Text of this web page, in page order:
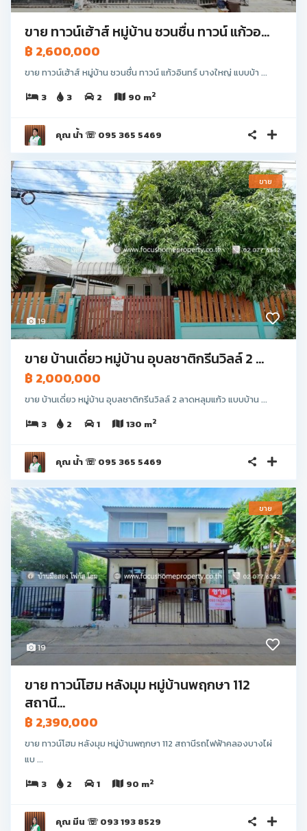
ขาย ทาวน์เฮ้าส์ หมู่บ้าน ชวนชื่น ทาวน์ แก้วอ...
฿ 2,600,000
ขาย ทาวน์เฮ้าส์ หมู่บ้าน ชวนชื่น ทาวน์ แก้วอินทร์ บางใหญ่ แบบบ้า ...
3
3 2 90 m2
คุณ น้ำ ☏ 095 365 5469
19
ขาย
ขาย บ้านเดี่ยว หมู่บ้าน อุบลชาติกรีนวิลล์ 2 ...
฿ 2,000,000
ขาย บ้านเดี่ยว หมู่บ้าน อุบลชาติกรีนวิลล์ 2 ลาดหลุมแก้ว แบบบ้าน ...
3
2 1 130 m2
คุณ น้ำ ☏ 095 365 5469
19
ขาย
ขาย ทาวน์โฮม หลังมุม หมู่บ้านพฤกษา 112
สถานี...
฿ 2,390,000
ขาย ทาวน์โฮม หลังมุม หมู่บ้านพฤกษา 112 สถานีรถไฟฟ้าคลองบางไผ่
แบ ...
3
2 1 90 m2
คุณ มีน ☏ 093 193 8529